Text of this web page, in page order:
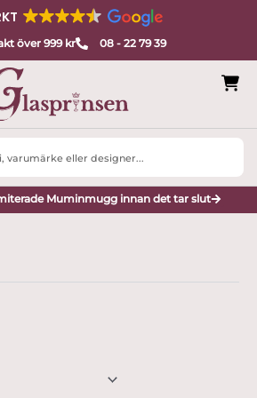
över 999 kr 08 - 22 79 39
Muminmugg innan det tar slut